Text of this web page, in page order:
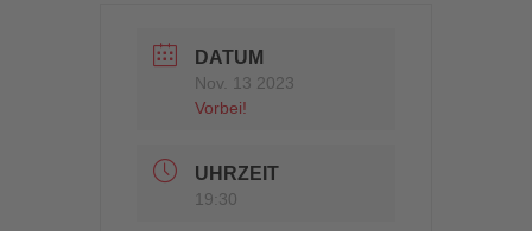
DATUM
Nov. 13 2023
Vorbei!
UHRZEIT
19:30